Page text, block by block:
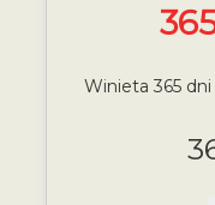
Winieta 365